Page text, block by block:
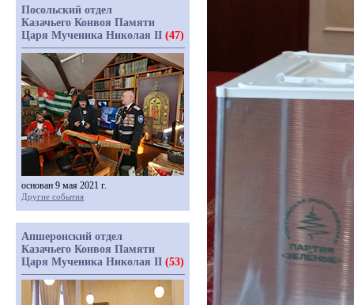
Посольский отдел
Казачьего Конвоя Памяти
Царя Мученика Николая II (47)
основан 9 мая 2021 г.
Другие события
Апшеронский отдел
Казачьего Конвоя Памяти
Царя Мученика Николая II (53)